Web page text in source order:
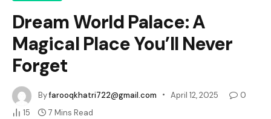
Dream World Palace: A
Magical Place You’ll Never
Forget
Byfarooqkhatri722@gmail.com April 12, 2025
0
15
7 Mins Read